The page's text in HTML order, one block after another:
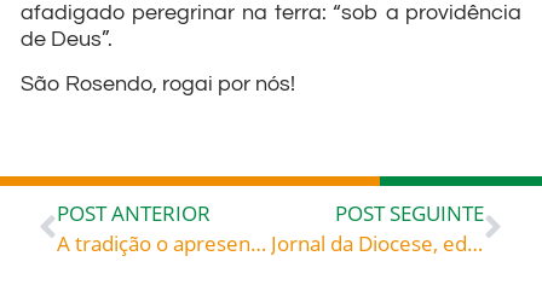
afadigado peregrinar na terra: “sob a providência
de Deus”.
São Rosendo, rogai por nós!
POST ANTERIOR
A tradição o apresenta como rei sábio, piedoso, valoroso nas guerras empreendidas na defesa da pátria e da religião: Santo Osvaldo, celebrado hoje, 29, roga por todos nós!
POST SEGUINTE
Jornal da Diocese, edição de Março de 2016